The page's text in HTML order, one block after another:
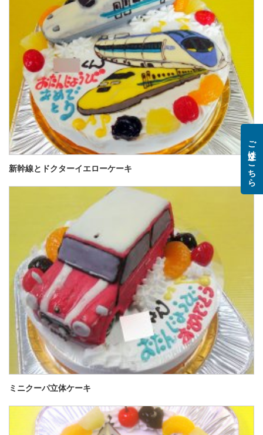
新幹線とドクターイエローケーキ
ミニクーパ立体ケーキ
ご注文はこちら